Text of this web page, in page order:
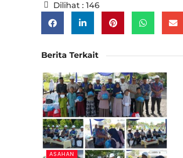
Dilihat : 146
Berita Terkait
ASAHAN